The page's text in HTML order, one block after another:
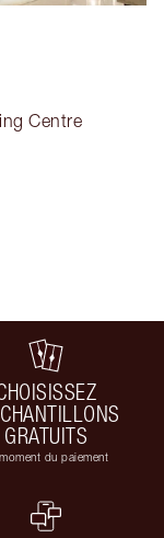
Centre
GRATUITS
du paiement